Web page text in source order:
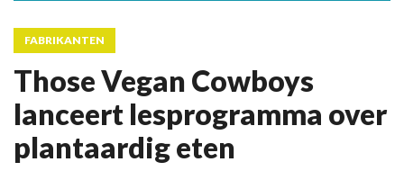
FABRIKANTEN
Those Vegan Cowboys
lanceert lesprogramma over
plantaardig eten